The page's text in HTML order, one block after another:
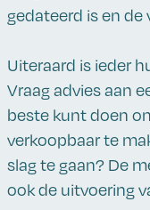
gedateerd is en de
Uiteraard is ieder
Vraag advies aan
beste kunt doen
verkoopbaar te
slag te gaan? De
ook de uitvoering